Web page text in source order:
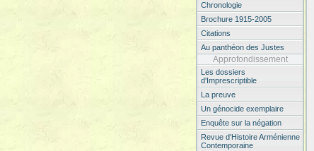
Chronologie
Brochure 1915-2005
Citations
Au panthéon des Justes
Approfondissement
Les dossiers
d'Imprescriptible
La preuve
Un génocide exemplaire
Enquête sur la négation
Revue d'Histoire Arménienne
Contemporaine